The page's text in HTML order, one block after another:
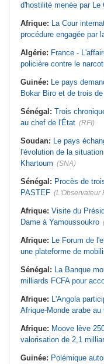
d'hostilité menée par Le
Afrique: La Cour
procédure engagée par
Algérie: France -
policière contre le
Guinée: Le pays
Bokar Biro et de trois
Sénégal: Trois
au chef de l'État (RFI)
Soudan: Le pays
l'évolution de la
Khartoum (SNA)
Sénégal: Procès de
PASTEF (L'Observateur
Afrique: Visite du
Dame à Yamoussoukro
Afrique: Le Forum de
une plateforme de
Sénégal: La Banque
milliards FCFA pour
Afrique: L'Angola
Afrique-Monde arabe au
Afrique: Moove lève
valorisation de 2,1
Guinée: Polémique